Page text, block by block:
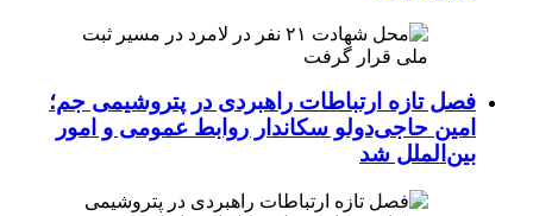
فصل تازه ارتباطات راهبردی در پتروشیمی جم؛
امین حاجی‌دولو سکاندار روابط عمومی و امور
بین‌الملل شد